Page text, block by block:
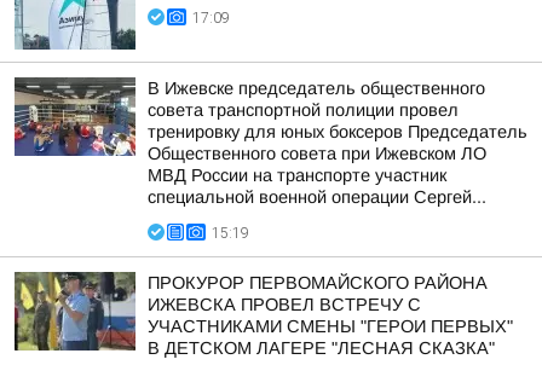
17:09
В Ижевске председатель общественного
совета транспортной полиции провел
тренировку для юных боксеров Председатель
Общественного совета при Ижевском ЛО
МВД России на транспорте участник
специальной военной операции Сергей...
15:19
ПРОКУРОР ПЕРВОМАЙСКОГО РАЙОНА
ИЖЕВСКА ПРОВЕЛ ВСТРЕЧУ С
УЧАСТНИКАМИ СМЕНЫ "ГЕРОИ ПЕРВЫХ"
В ДЕТСКОМ ЛАГЕРЕ "ЛЕСНАЯ СКАЗКА"